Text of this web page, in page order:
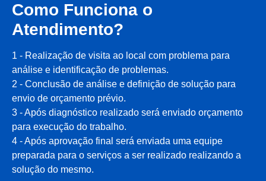
Como Funciona o
Atendimento?
1 - Realização de visita ao local com problema para
análise e identificação de problemas.
2 - Conclusão de análise e definição de solução para
envio de orçamento prévio.
3 - Após diagnóstico realizado será enviado orçamento
para execução do trabalho.
4 - Após aprovação final será enviada uma equipe
preparada para o serviços a ser realizado realizando a
solução do mesmo.